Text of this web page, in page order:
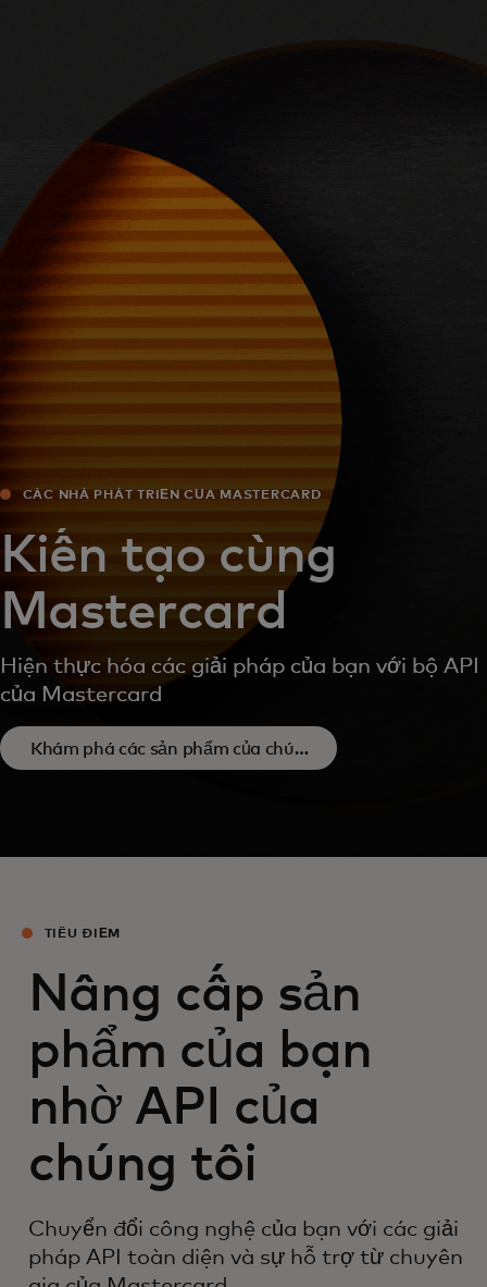
Dành cho thế giới
Dành cho nhà đổi mới
Tin tức và xu hướng
CÁC NHÀ PHÁT TRIỂN CỦA MASTERCARD
Kiến tạo cùng
Mastercard
Hiện thực hóa các giải pháp của bạn với bộ API
của Mastercard
Khám phá các sản phẩm của chúng
TIÊU ĐIỂM
Nâng cấp sản
phẩm của bạn
nhờ API của
chúng tôi
Chuyển đổi công nghệ của bạn với các giải
pháp API toàn diện và sự hỗ trợ từ chuyên